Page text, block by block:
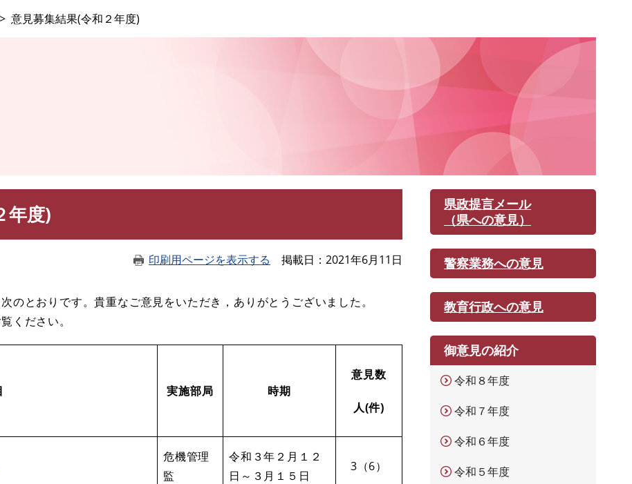
意見募集結果(令和２年度)
年度)
印刷用ページを表示する 掲載日 2021年6月11日
のとおりです。貴重なご意見をいただき，ありがとうございました。
ください。
実施部局 時期
意見数
人(件)
危機管理
監
令和３年２月１２
日～３月１５日
3（6）
県政提言メール
（県への意見）
警察業務への意見
教育行政への意見
御意見の紹介
令和８年度
令和７年度
令和６年度
令和５年度